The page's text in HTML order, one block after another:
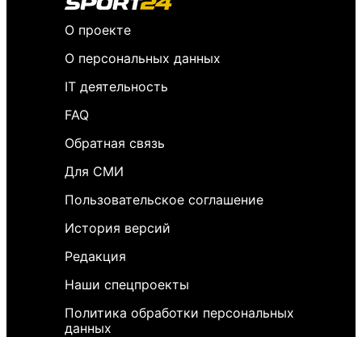
О проекте
О персональных данных
IT деятельность
FAQ
Обратная связь
Для СМИ
Пользовательское соглашение
История версий
Редакция
Наши спецпроекты
Политика обработки персональных
данных